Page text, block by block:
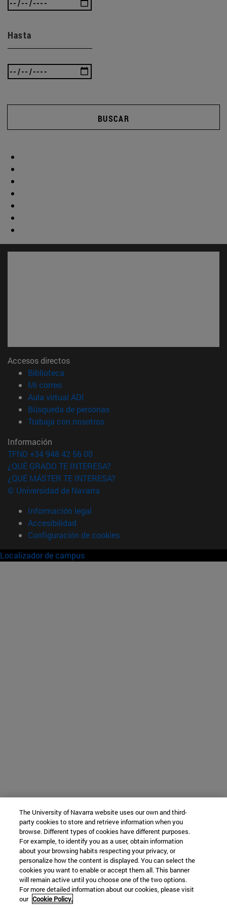
Hasta
BUSCAR
Accesos directos
Biblioteca
Mi correo(abre en nueva ventana)
Aula virtual ADI
Búsqueda de personas(abre en nueva ventana)
Trabaja con nosotros(abre en nueva ventana)
Información
TFNO +34 948 42 56 00
¿QUÉ GRADO TE INTERESA?
¿QUÉ MÁSTER TE INTERESA?
© Universidad de Navarra
Información legal
Accesibilidad
Configuración de cookies
Localizador de campus
The University of Navarra website uses our own and third-
party cookies to store and retrieve information when you
browse. Different types of cookies have different purposes.
For example, to identify you as a user, obtain information
about your browsing habits respecting your privacy, or
personalize how the content is displayed. You can select the
cookies you want to enable or accept them all. This banner
will remain active until you choose one of the two options.
For more detailed information about our cookies, please visit
our Cookie Policy.